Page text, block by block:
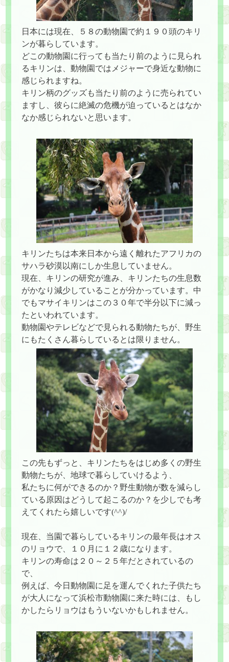
日本には現在、５８の動物園で約１９０頭のキリ
ンが暮らしています。
どこの動物園に行っても当たり前のように見られ
るキリンは、動物園ではメジャーで身近な動物に
感じられますね。
キリン柄のグッズも当たり前のように売られてい
ますし、彼らに絶滅の危機が迫っているとはなか
なか感じられないと思います。
キリンたちは本来日本から遠く離れたアフリカの
サハラ砂漠以南にしか生息していません。
現在、キリンの研究が進み、キリンたちの生息数
がかなり減少していることが分かっています。中
でもマサイキリンはこの３０年で半分以下に減っ
たといわれています。
動物園やテレビなどで見られる動物たちが、野生
にもたくさん暮らしているとは限りません。
この先もずっと、キリンたちをはじめ多くの野生
動物たちが、地球で暮らしていけるよう、
私たちに何ができるのか？野生動物が数を減らし
ている原因はどうして起こるのか？を少しでも考
えてくれたら嬉しいです(^^)/
現在、当園で暮らしているキリンの最年長はオス
のリョウで、１０月に１２歳になります。
キリンの寿命は２０～２５年だとされているの
で、
例えば、今日動物園に足を運んでくれた子供たち
が大人になって浜松市動物園に来た時には、もし
かしたらリョウはもういないかもしれません。